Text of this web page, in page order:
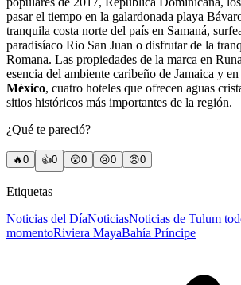
pasar el tiempo en la galardonada playa
tranquila costa norte del país en Samaná,
paradisíaco Rio San Juan o disfrutar de la
Romana. Las propiedades de la marca en
esencia del ambiente caribeño de Jamaica y en
México, cuatro hoteles que ofrecen aguas
sitios históricos más importantes de la región.
¿Qué te pareció?
🔥0 👍0 😲0 😢0 😠0
Etiquetas
Noticias del DíaNoticiasNoticias de Tulum
momentoRiviera MayaBahía Príncipe